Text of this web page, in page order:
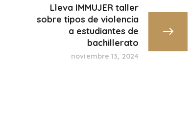
Lleva IMMUJER taller
sobre tipos de violencia
a estudiantes de
bachillerato
noviembre 13, 2024